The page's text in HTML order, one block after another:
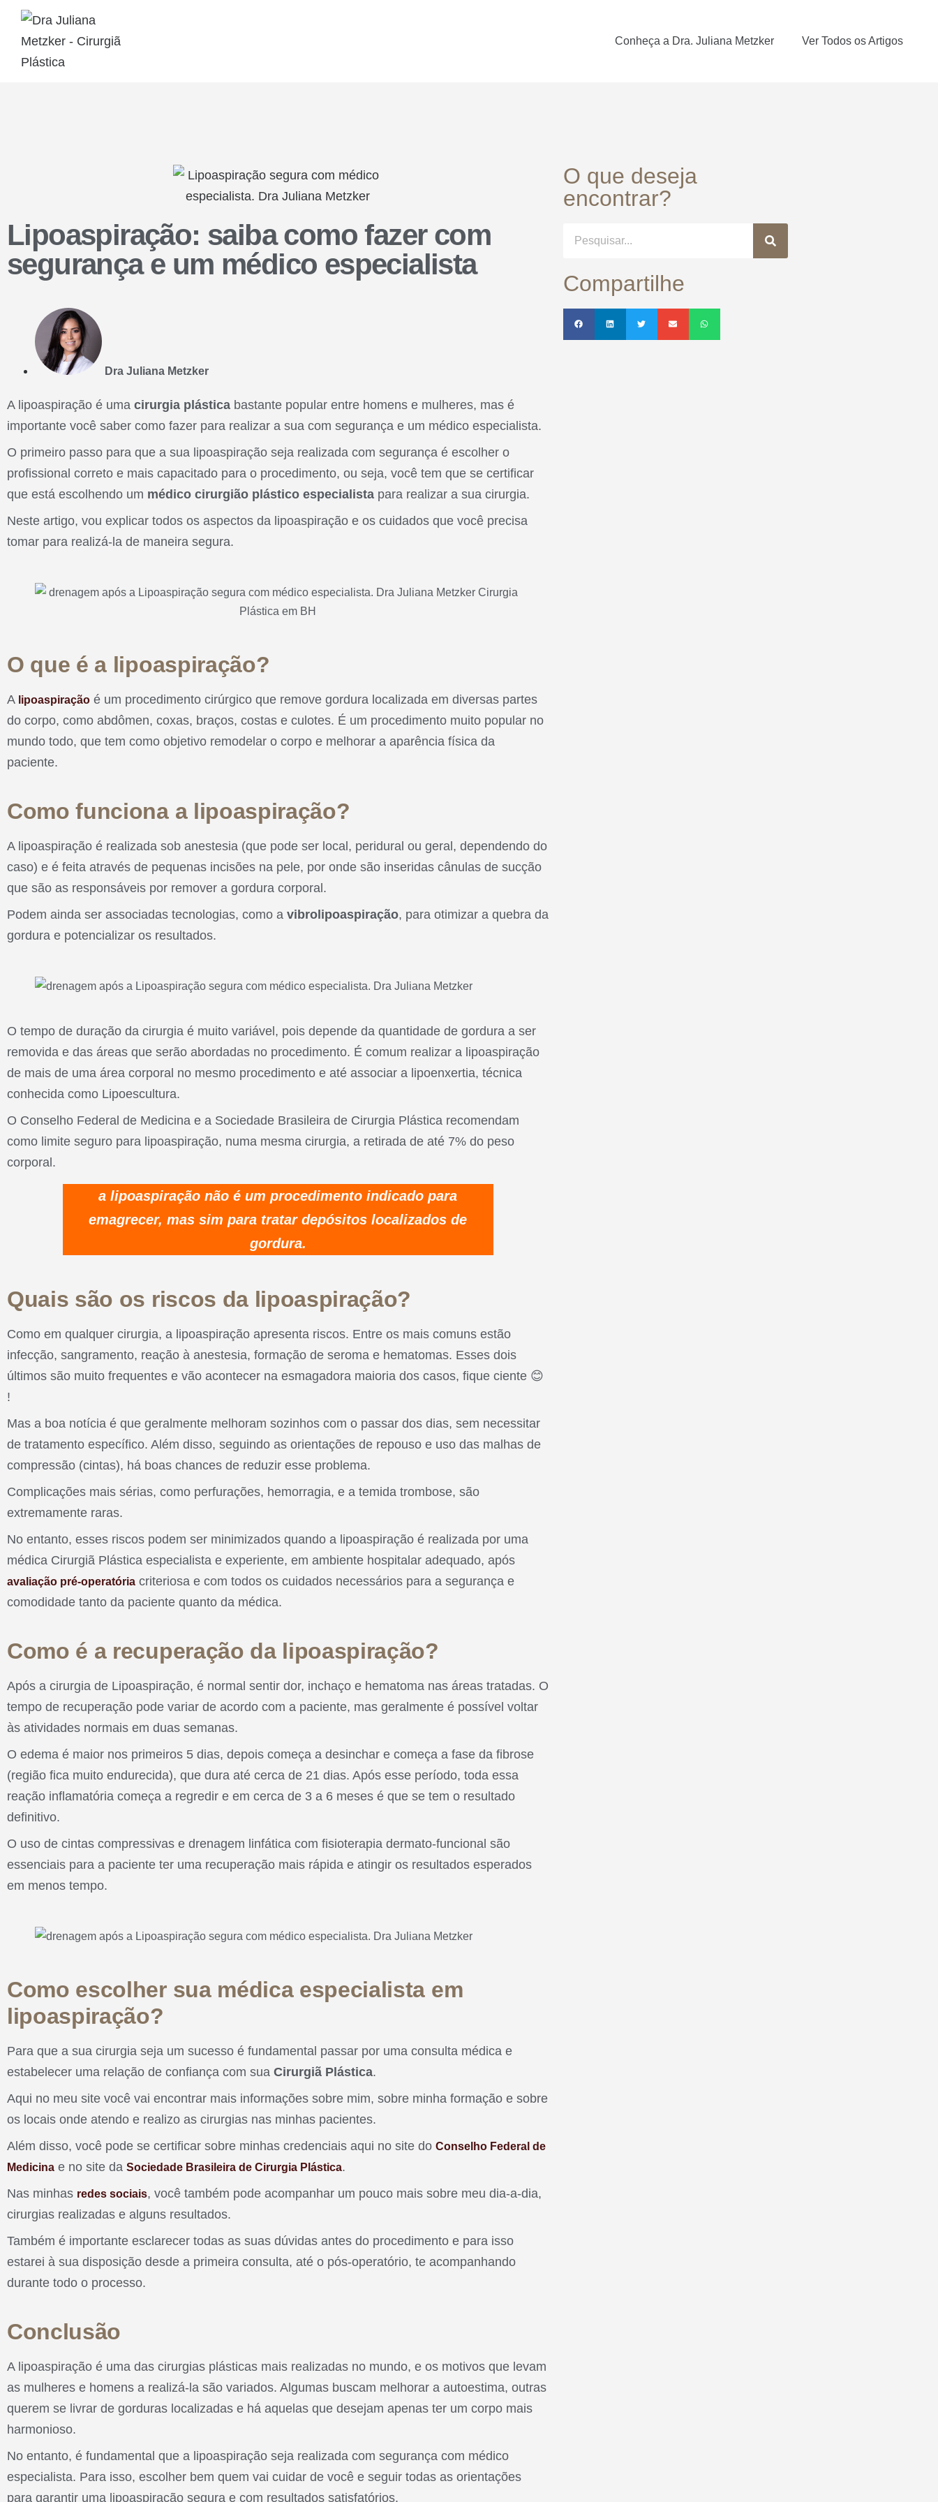
Conheça a Dra. Juliana Metzker Ver Todos os Artigos
Lipoaspiração: saiba como fazer com
segurança e um médico especialista
Dra Juliana Metzker
A lipoaspiração é uma cirurgia plástica bastante popular entre homens e mulheres, mas é
importante você saber como fazer para realizar a sua com segurança e um médico especialista.
O primeiro passo para que a sua lipoaspiração seja realizada com segurança é escolher o
profissional correto e mais capacitado para o procedimento, ou seja, você tem que se certificar
que está escolhendo um médico cirurgião plástico especialista para realizar a sua cirurgia.
Neste artigo, vou explicar todos os aspectos da lipoaspiração e os cuidados que você precisa
tomar para realizá-la de maneira segura.
O que é a lipoaspiração?
A lipoaspiração é um procedimento cirúrgico que remove gordura localizada em diversas partes
do corpo, como abdômen, coxas, braços, costas e culotes. É um procedimento muito popular no
mundo todo, que tem como objetivo remodelar o corpo e melhorar a aparência física da
paciente.
Como funciona a lipoaspiração?
A lipoaspiração é realizada sob anestesia (que pode ser local, peridural ou geral, dependendo do
caso) e é feita através de pequenas incisões na pele, por onde são inseridas cânulas de sucção
que são as responsáveis por remover a gordura corporal.
Podem ainda ser associadas tecnologias, como a vibrolipoaspiração, para otimizar a quebra da
gordura e potencializar os resultados.
O tempo de duração da cirurgia é muito variável, pois depende da quantidade de gordura a ser
removida e das áreas que serão abordadas no procedimento. É comum realizar a lipoaspiração
de mais de uma área corporal no mesmo procedimento e até associar a lipoenxertia, técnica
conhecida como Lipoescultura.
O Conselho Federal de Medicina e a Sociedade Brasileira de Cirurgia Plástica recomendam
como limite seguro para lipoaspiração, numa mesma cirurgia, a retirada de até 7% do peso
corporal.
a lipoaspiração não é um procedimento indicado para
emagrecer, mas sim para tratar depósitos localizados de
gordura.
Quais são os riscos da lipoaspiração?
Como em qualquer cirurgia, a lipoaspiração apresenta riscos. Entre os mais comuns estão
infecção, sangramento, reação à anestesia, formação de seroma e hematomas. Esses dois
últimos são muito frequentes e vão acontecer na esmagadora maioria dos casos, fique ciente 😊
!
Mas a boa notícia é que geralmente melhoram sozinhos com o passar dos dias, sem necessitar
de tratamento específico. Além disso, seguindo as orientações de repouso e uso das malhas de
compressão (cintas), há boas chances de reduzir esse problema.
Complicações mais sérias, como perfurações, hemorragia, e a temida trombose, são
extremamente raras.
No entanto, esses riscos podem ser minimizados quando a lipoaspiração é realizada por uma
médica Cirurgiã Plástica especialista e experiente, em ambiente hospitalar adequado, após
avaliação pré-operatória criteriosa e com todos os cuidados necessários para a segurança e
comodidade tanto da paciente quanto da médica.
Como é a recuperação da lipoaspiração?
Após a cirurgia de Lipoaspiração, é normal sentir dor, inchaço e hematoma nas áreas tratadas. O
tempo de recuperação pode variar de acordo com a paciente, mas geralmente é possível voltar
às atividades normais em duas semanas.
O edema é maior nos primeiros 5 dias, depois começa a desinchar e começa a fase da fibrose
(região fica muito endurecida), que dura até cerca de 21 dias. Após esse período, toda essa
reação inflamatória começa a regredir e em cerca de 3 a 6 meses é que se tem o resultado
definitivo.
O uso de cintas compressivas e drenagem linfática com fisioterapia dermato-funcional são
essenciais para a paciente ter uma recuperação mais rápida e atingir os resultados esperados
em menos tempo.
Como escolher sua médica especialista em
lipoaspiração?
Para que a sua cirurgia seja um sucesso é fundamental passar por uma consulta médica e
estabelecer uma relação de confiança com sua Cirurgiã Plástica.
Aqui no meu site você vai encontrar mais informações sobre mim, sobre minha formação e sobre
os locais onde atendo e realizo as cirurgias nas minhas pacientes.
Além disso, você pode se certificar sobre minhas credenciais aqui no site do Conselho Federal de
Medicina e no site da Sociedade Brasileira de Cirurgia Plástica.
Nas minhas redes sociais, você também pode acompanhar um pouco mais sobre meu dia-a-dia,
cirurgias realizadas e alguns resultados.
Também é importante esclarecer todas as suas dúvidas antes do procedimento e para isso
estarei à sua disposição desde a primeira consulta, até o pós-operatório, te acompanhando
durante todo o processo.
Conclusão
A lipoaspiração é uma das cirurgias plásticas mais realizadas no mundo, e os motivos que levam
as mulheres e homens a realizá-la são variados. Algumas buscam melhorar a autoestima, outras
querem se livrar de gorduras localizadas e há aquelas que desejam apenas ter um corpo mais
harmonioso.
No entanto, é fundamental que a lipoaspiração seja realizada com segurança com médico
especialista. Para isso, escolher bem quem vai cuidar de você e seguir todas as orientações
para garantir uma lipoaspiração segura e com resultados satisfatórios.
O que deseja
encontrar?
Compartilhe